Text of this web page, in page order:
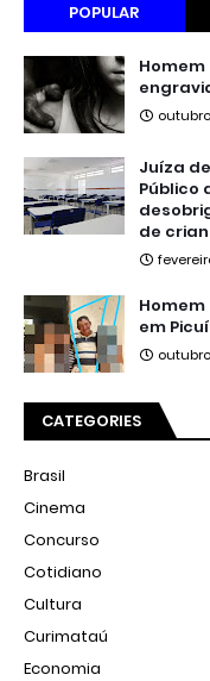
POPULAR
Juíza
Público
de
em
CATEGORIES
Brasil
Cinema
Concurso
Cotidiano
Cultura
Curimataú
Economia